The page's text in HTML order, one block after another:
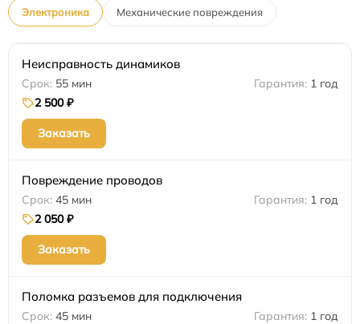
Электроника Механические повреждения
Неисправность динамиков
55 мин
1 год
2 500 ₽
Заказать
Повреждение проводов
45 мин
1 год
2 050 ₽
Заказать
Поломка разъемов для подключения
45 мин
1 год